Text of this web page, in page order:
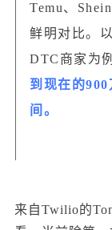
Temu、
鲜明对比。
DTC商家为例
到现在的
间。
来自Twilio的